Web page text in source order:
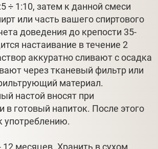
÷ 1:10, затем к данной смеси
или часть вашего спиртового
доведения до крепости 35-
настаивание в течение 2
аккуратно сливают с осадка
через тканевый фильтр или
материал.
настой вносят при
в готовый напиток. После этого
употреблению.
12 месяцев. Хранить в сухом,